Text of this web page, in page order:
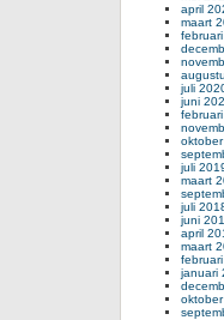
april
maart
juli
juni
juli
maart
juli
juni
april
maart
januari